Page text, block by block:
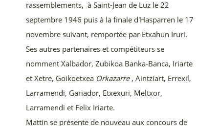
rassemblements, à Saint-Jean de Luz le 22
septembre 1946 puis à la finale d'Hasparren le 17
novembre suivant, remportée par Etxahun Iruri.
Ses autres partenaires et compétiteurs se
nomment Xalbador, Zubikoa Banka-Banca, Iriarte
et Xetre, Goikoetxea Orkazarre, Aintziart, Errexil,
Larramendi, Gariador, Etxexuri, Meltxor,
Larramendi et Felix Iriarte.
Mattin se présente de nouveau aux concours de